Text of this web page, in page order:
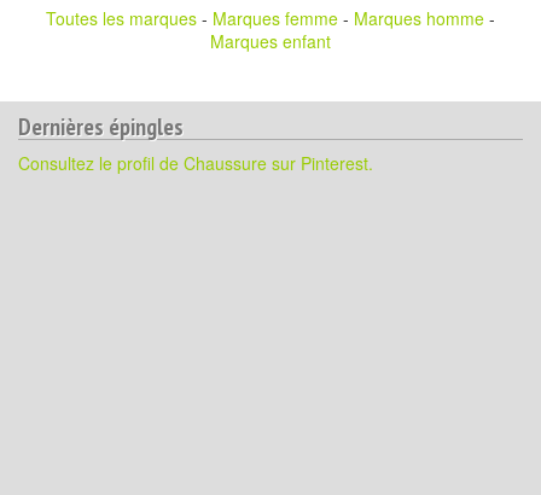
Toutes les marques - Marques femme - Marques homme -
Marques enfant
Dernières épingles
Consultez le profil de Chaussure sur Pinterest.